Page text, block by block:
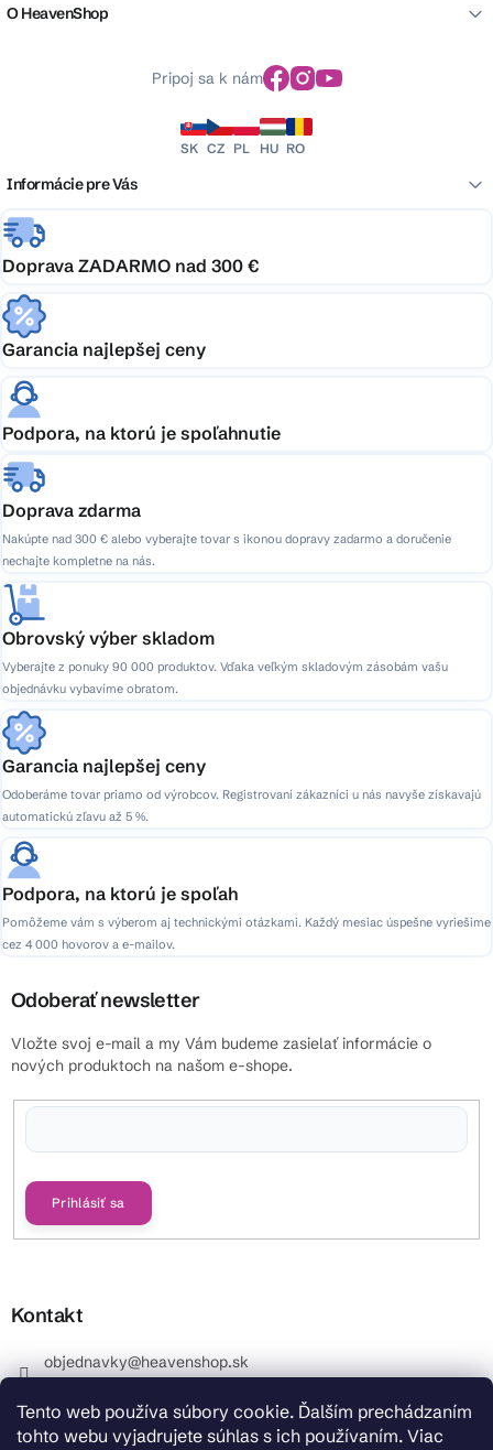
Tento web používa súbory cookie. Ďalším prechádzaním
tohto webu vyjadrujete súhlas s ich používaním. Viac
O HeavenShop
Pripoj sa k nám
SK CZ PL HU RO
Informácie pre Vás
Doprava ZADARMO nad 300 €
Garancia najlepšej ceny
Podpora, na ktorú je spoľahnutie
Doprava zdarma
Nakúpte nad 300 € alebo vyberajte tovar s ikonou dopravy zadarmo a doručenie
nechajte kompletne na nás.
Obrovský výber skladom
Vyberajte z ponuky 90 000 produktov. Vďaka veľkým skladovým zásobám vašu
objednávku vybavíme obratom.
Garancia najlepšej ceny
Odoberáme tovar priamo od výrobcov. Registrovaní zákazníci u nás navyše získavajú
automatickú zľavu až 5 %.
Podpora, na ktorú je spoľah
Pomôžeme vám s výberom aj technickými otázkami. Každý mesiac úspešne vyriešime
cez 4 000 hovorov a e-mailov.
Odoberať newsletter
Vložte svoj e-mail a my Vám budeme zasielať informácie o
nových produktoch na našom e-shope.
Prihlásiť sa
Kontakt
objednavky@heavenshop.sk
_Info objednávky : +421 914 399 399 Pracovné dni od
8.00 hod. do 12.00 . REKLAMÁCIE : +421 914 399 399